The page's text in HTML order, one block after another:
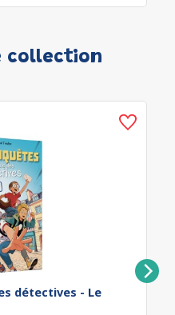
collection
détectives - Le